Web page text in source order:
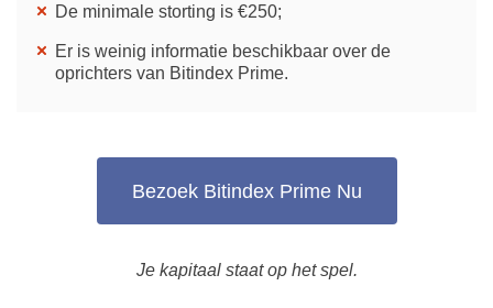
De minimale storting is €250;
Er is weinig informatie beschikbaar over de
oprichters van Bitindex Prime.
Bezoek Bitindex Prime Nu
Je kapitaal staat op het spel.